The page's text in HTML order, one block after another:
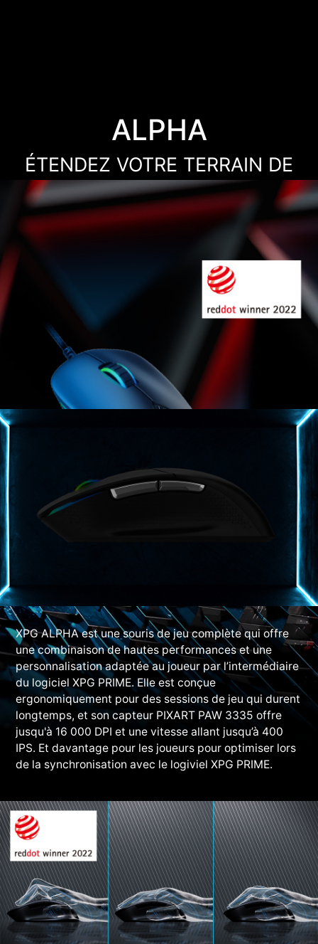
ALPHA
ÉTENDEZ VOTRE TERRAIN DE
JEU
XPG ALPHA est une souris de jeu complète qui offre
une combinaison de hautes performances et une
personnalisation adaptée au joueur par l’intermédiaire
du logiciel XPG PRIME. Elle est conçue
ergonomiquement pour des sessions de jeu qui durent
longtemps, et son capteur PIXART PAW 3335 offre
jusqu'à 16 000 DPI et une vitesse allant jusqu’à 400
IPS. Et davantage pour les joueurs pour optimiser lors
de la synchronisation avec le logiviel XPG PRIME.